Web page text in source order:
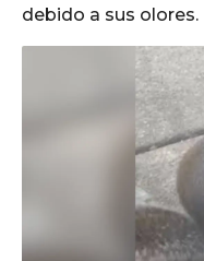
debido a sus olores.